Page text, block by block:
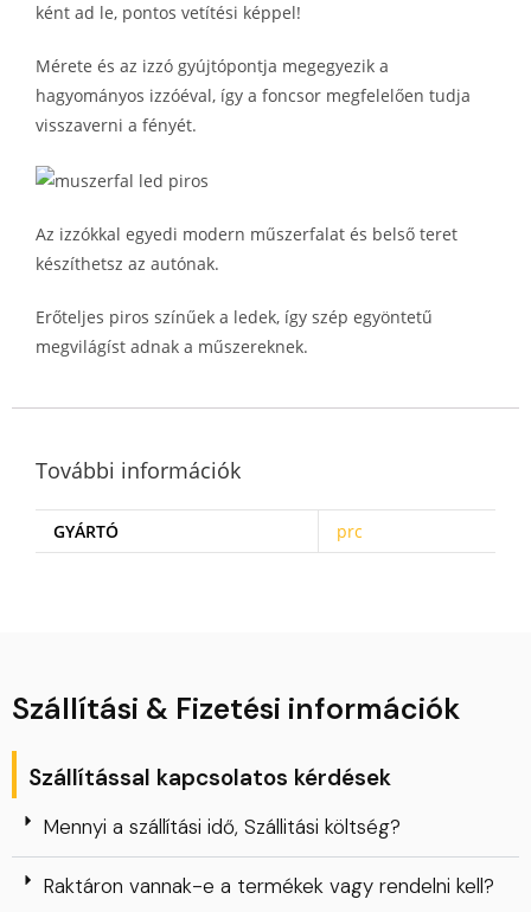
ként ad le, pontos vetítési képpel!
Mérete és az izzó gyújtópontja megegyezik a
hagyományos izzóéval, így a foncsor megfelelően tudja
visszaverni a fényét.
Az izzókkal egyedi modern műszerfalat és belső teret
készíthetsz az autónak.
Erőteljes piros színűek a ledek, így szép egyöntetű
megvilágíst adnak a műszereknek.
További információk
GYÁRTÓ prc
Szállítási & Fizetési információk
Szállítással kapcsolatos kérdések
Mennyi a szállítási idő, Szállitási költség?
Raktáron vannak-e a termékek vagy rendelni kell?